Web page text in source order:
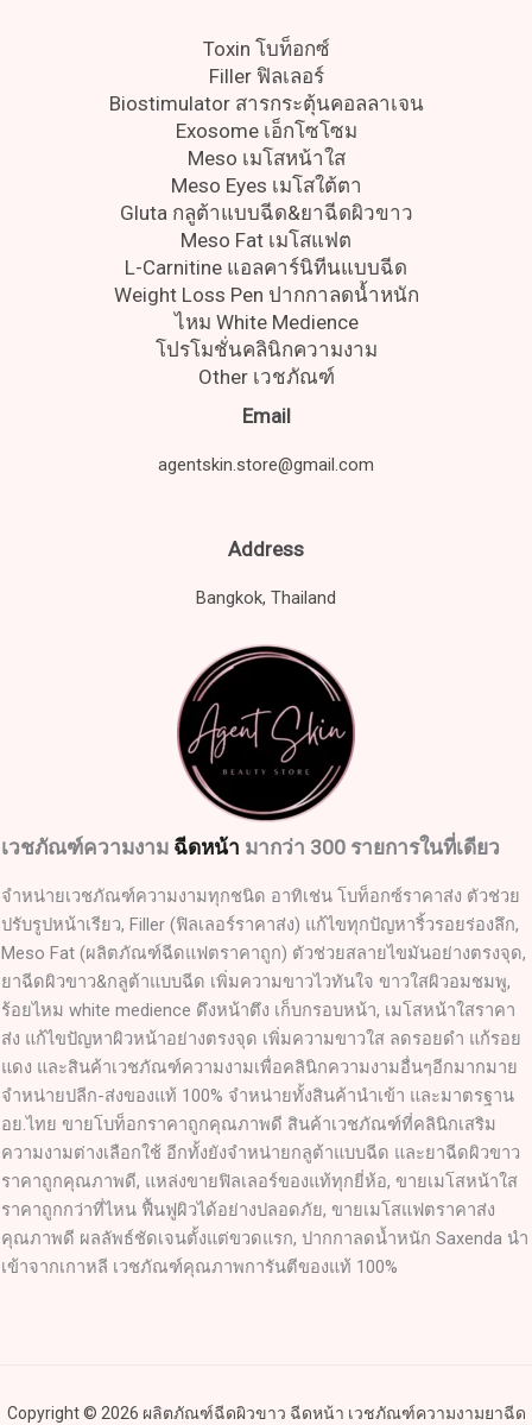
Toxin โบท็อกซ์
Filler ฟิลเลอร์
Biostimulator สารกระตุ้นคอลลาเจน
Exosome เอ็กโซโซม
Meso เมโสหน้าใส
Meso Eyes เมโสใต้ตา
Gluta กลูต้าแบบฉีด&ยาฉีดผิวขาว
Meso Fat เมโสแฟต
L-Carnitine แอลคาร์นิทีนแบบฉีด
Weight Loss Pen ปากกาลดน้ำหนัก
ไหม White Medience
โปรโมชั่นคลินิกความงาม
Other เวชภัณฑ์
Email
agentskin.store@gmail.com
Address
Bangkok, Thailand
เวชภัณฑ์ความงาม ฉีดหน้า มากว่า 300 รายการในที่เดียว
จำหน่ายเวชภัณฑ์ความงามทุกชนิด อาทิเช่น โบท็อกซ์ราคาส่ง ตัวช่วย
ปรับรูปหน้าเรียว, Filler (ฟิลเลอร์ราคาส่ง) แก้ไขทุกปัญหาริ้วรอยร่องลึก,
Meso Fat (ผลิตภัณฑ์ฉีดแฟตราคาถูก) ตัวช่วยสลายไขมันอย่างตรงจุด,
ยาฉีดผิวขาว&กลูต้าแบบฉีด เพิ่มความขาวไวทันใจ ขาวใสผิวอมชมพู,
ร้อยไหม white medience ดึงหน้าตึง เก็บกรอบหน้า, เมโสหน้าใสราคา
ส่ง แก้ไขปัญหาผิวหน้าอย่างตรงจุด เพิ่มความขาวใส ลดรอยดำ แก้รอย
แดง และสินค้าเวชภัณฑ์ความงามเพื่อคลินิกความงามอื่นๆอีกมากมาย
จำหน่ายปลีก-ส่งของแท้ 100% จำหน่ายทั้งสินค้านำเข้า และมาตรฐาน
อย.ไทย ขายโบท็อกราคาถูกคุณภาพดี สินค้าเวชภัณฑ์ที่คลินิกเสริม
ความงามต่างเลือกใช้ อีกทั้งยังจำหน่ายกลูต้าแบบฉีด และยาฉีดผิวขาว
ราคาถูกคุณภาพดี, แหล่งขายฟิลเลอร์ของแท้ทุกยี่ห้อ, ขายเมโสหน้าใส
ราคาถูกกว่าที่ไหน ฟื้นฟูผิวได้อย่างปลอดภัย, ขายเมโสแฟตราคาส่ง
คุณภาพดี ผลลัพธ์ชัดเจนตั้งแต่ขวดแรก, ปากกาลดน้ำหนัก Saxenda นำ
เข้าจากเกาหลี เวชภัณฑ์คุณภาพการันตีของแท้ 100%
Copyright © 2026 ผลิตภัณฑ์ฉีดผิวขาว ฉีดหน้า เวชภัณฑ์ความงามยาฉีด